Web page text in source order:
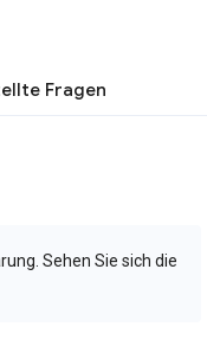
Fragen
Sehen Sie sich die